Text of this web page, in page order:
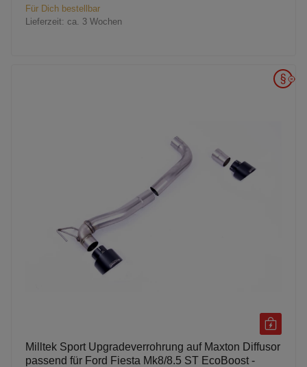
Für Dich bestellbar
Lieferzeit: ca. 3 Wochen
Milltek Sport Upgradeverrohrung auf Maxton Diffusor
passend für Ford Fiesta Mk8/8.5 ST EcoBoost -